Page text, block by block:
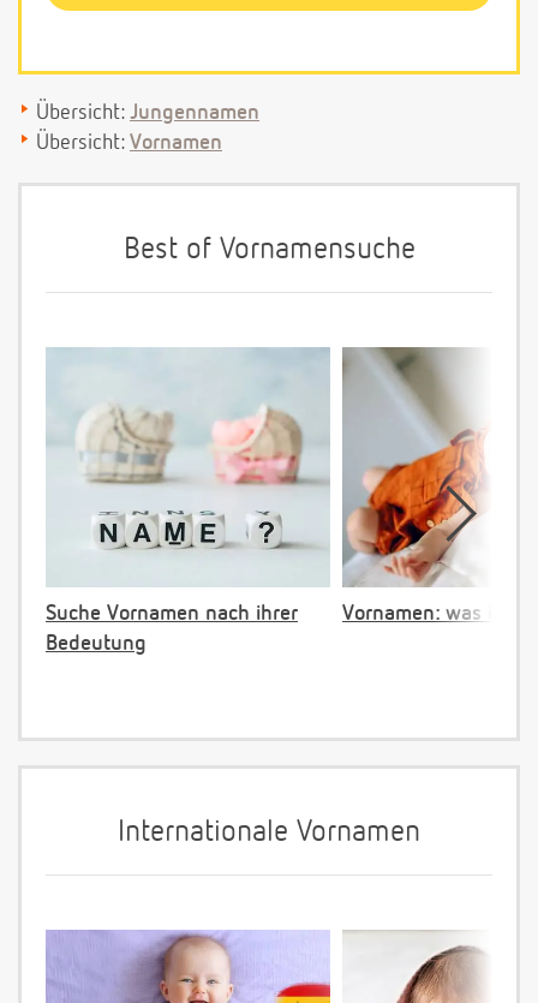
Übersicht: Jungennamen
Übersicht: Vornamen
Best of Vornamensuche
Suche Vornamen nach ihrer
Bedeutung
Vornamen: was ist
Internationale Vornamen